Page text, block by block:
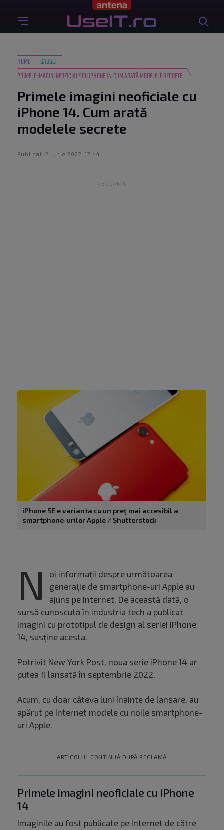
HOME
GADGET
PRIMELE IMAGINI NEOFICIALE CU IPHONE 14. CUM ARATĂ MODELELE SECRETE
Primele imagini neoficiale cu
iPhone 14. Cum arată
modelele secrete
Publicat: 2 iunie 2022, 12:44
RECLAMĂ
iPhone SE e varianta cu un preț mai accesibil a
smartphone-urilor Apple / Shutterstock
N
oi informații despre următoarea
generație de smartphone-uri Apple au
ajuns pe Internet. De această dată, o
sursă cunoscută în industria tech a publicat
imagini cu prototipul de design al seriei iPhone
14, susține acesta.
Potrivit New York Post, noua serie iPhone 14 ar
putea fi lansată în septembrie 2022.
Acum, cu doar câteva luni înainte de lansare, au
apărut pe Internet modele cu noile smartphone-
uri Apple.
ARTICOLUL CONTINUĂ DUPĂ RECLAMĂ
Primele imagini neoficiale cu iPhone
14
Imaginile au fost publicate pe Internet de către